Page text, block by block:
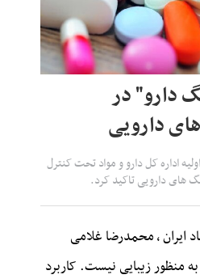
دارو" در
دارویی
اداره کل دارو و مواد تحت کنترل
های دارویی تاکید کرد.
ایران،محمدرضا غلامی
منظور زیبایی نیست. کاربرد